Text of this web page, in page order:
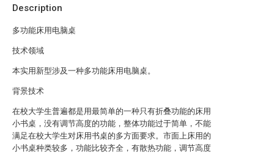
Description
多功能床用电脑桌
技术领域
本实用新型涉及一种多功能床用电脑桌。
背景技术
在校大学生普遍都是用最简单的一种只有折叠功能的床用
小书桌，没有调节高度的功能，整体功能过于简单，不能
满足在校大学生对床用书桌的多方面要求。市面上床用的
小书桌种类较多，功能比较齐全，有散热功能，调节高度